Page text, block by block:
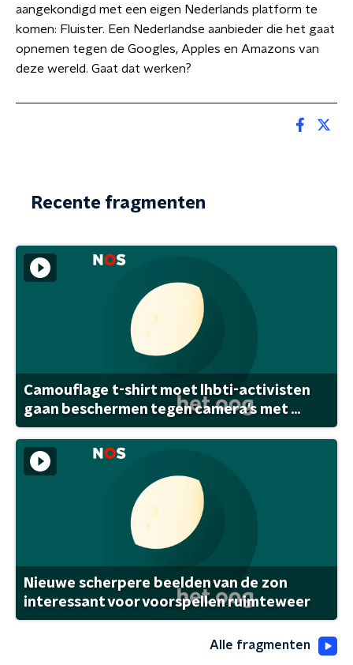
aangekondigd met een eigen Nederlands platform te
komen: Fluister. Een Nederlandse aanbieder die het gaat
opnemen tegen de Googles, Apples en Amazons van
deze wereld. Gaat dat werken?
Recente fragmenten
Camouflage t-shirt moet lhbti-activisten
gaan beschermen tegen camera's met ...
Nieuwe scherpere beelden van de zon
interessant voor voorspellen ruimteweer
Alle fragmenten